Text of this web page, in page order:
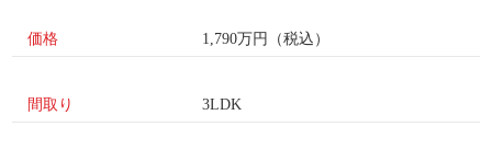
価格 1,790万円（税込）
間取り 3LDK